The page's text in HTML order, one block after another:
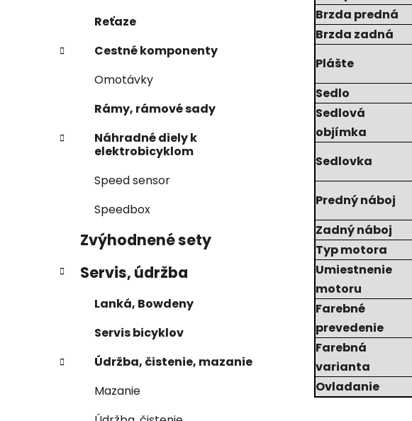
Reťaze
Cestné komponenty
Omotávky
Rámy, rámové sady
Náhradné diely k
elektrobicyklom
Speed sensor
Speedbox
Zvýhodnené sety
Servis, údržba
Lanká, Bowdeny
Servis bicyklov
Údržba, čistenie, mazanie
Mazanie
Brzda predná
Brzda zadná
Plášte
Sedlo
Sedlová
objímka
Sedlovka
Predný náboj
Zadný náboj
Typ motora
Umiestnenie
motoru
Farebné
prevedenie
Farebná
varianta
Ovladanie